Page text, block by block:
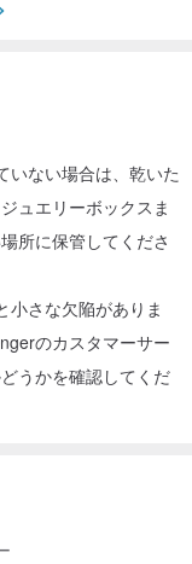
いない場合は、乾いた
ュエリーボックスま
所に保管してくださ
小さな欠陥がありま
のカスタマーサー
うかを確認してくだ